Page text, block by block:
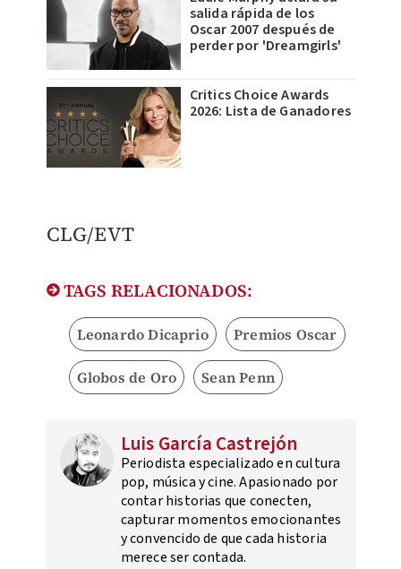
salida rápida de los
Oscar 2007 después de
perder por 'Dreamgirls'
Critics Choice Awards
2026: Lista de Ganadores
​CLG/EVT
TAGS RELACIONADOS:
Leonardo Dicaprio Premios Oscar
Globos de Oro Sean Penn
Luis García Castrejón
Periodista especializado en cultura
pop, música y cine. Apasionado por
contar historias que conecten,
capturar momentos emocionantes
y convencido de que cada historia
merece ser contada.